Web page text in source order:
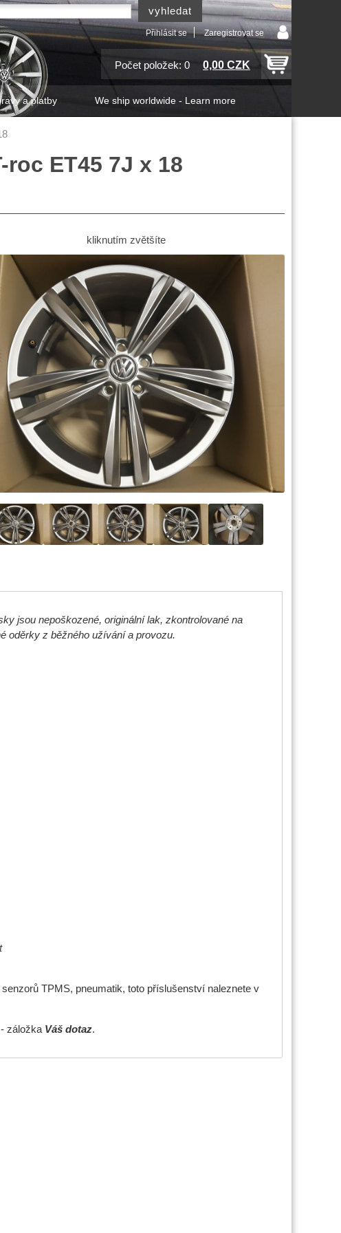
Přihlásit se Zaregistrovat se
Počet položek: 0 0,00 CZK
a platby We ship worldwide - Learn more
ET45 7J x 18
kliknutím zvětšíte
jsou nepoškozené, originální lak, zkontrolované na
oděrky z běžného užívání a provozu.
TPMS, pneumatik, toto příslušenství naleznete v
záložka Váš dotaz.